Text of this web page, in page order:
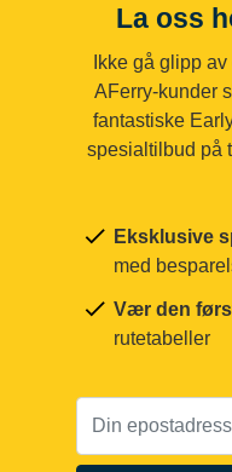
La oss
Ikke gå glipp
AFerry-kunder
fantastiske
spesialtilbud på
Eksklusive
med
Vær den
rutetabeller